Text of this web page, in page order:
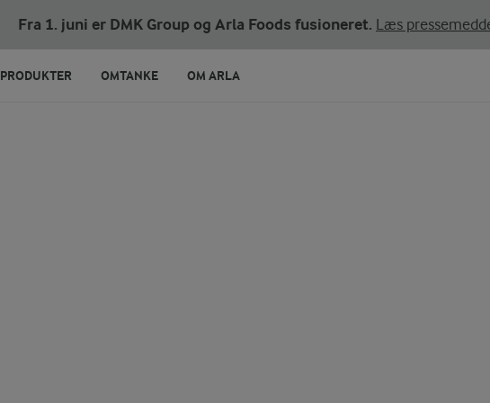
Fra 1. juni er DMK Group og Arla Foods fusioneret. Læs
PRODUKTER OMTANKE OM ARLA